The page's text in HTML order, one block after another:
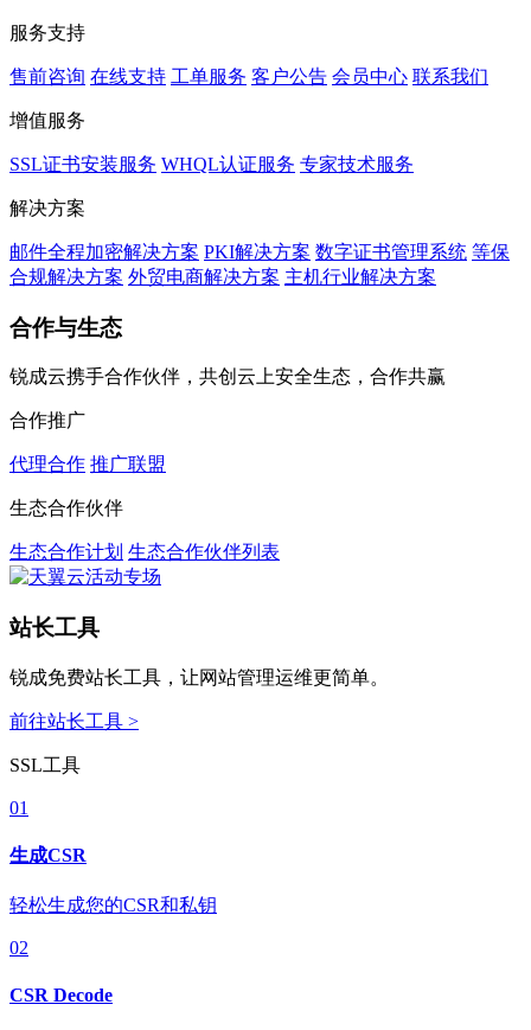
服务支持
售前咨询 在线支持 工单服务 客户公告 会员中心 联系我们
增值服务
SSL证书安装服务 WHQL认证服务 专家技术服务
解决方案
邮件全程加密解决方案 PKI解决方案 数字证书管理系统 等保
合规解决方案 外贸电商解决方案 主机行业解决方案
合作与生态
锐成云携手合作伙伴，共创云上安全生态，合作共赢
合作推广
代理合作 推广联盟
生态合作伙伴
生态合作计划 生态合作伙伴列表
站长工具
锐成免费站长工具，让网站管理运维更简单。
前往站长工具 >
SSL工具
01
生成CSR
轻松生成您的CSR和私钥
02
CSR Decode